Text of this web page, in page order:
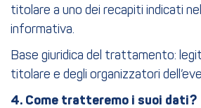
titolare a uno dei recapiti indicati
informativa.
Base giuridica del trattamento:
titolare e degli organizzatori
4. Come tratteremo i suoi dati?